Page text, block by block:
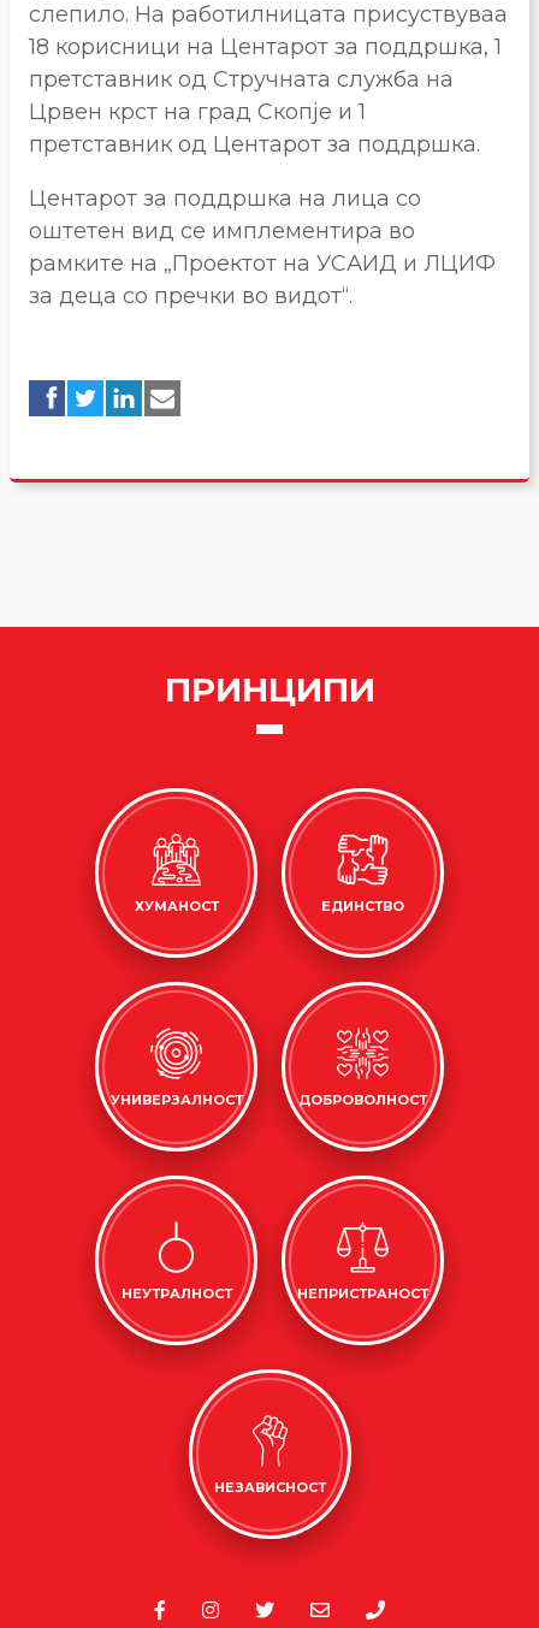
слепило. На работилницата присуствуваа
18 корисници на Центарот за поддршка, 1
претставник од Стручната служба на
Црвен крст на град Скопје и 1
претставник од Центарот за поддршка.
Центарот за поддршка на лица со
оштетен вид се имплементира во
рамките на „Проектот на УСАИД и ЛЦИФ
за деца со пречки во видот“.
ПРИНЦИПИ
ХУМАНОСТ ЕДИНСТВО
УНИВЕРЗАЛНОСТ ДОБРОВОЛНОСТ
НЕУТРАЛНОСТ НЕПРИСТРАНОСТ
НЕЗАВИСНОСТ